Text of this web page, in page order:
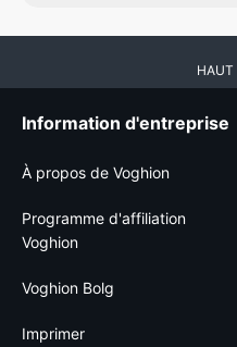
HAUT
Information d'entreprise
À propos de Voghion
Programme d'affiliation
Voghion
Voghion Bolg
Imprimer